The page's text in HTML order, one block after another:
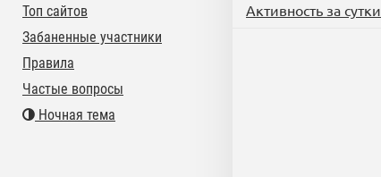
Активность за сутки
Топ сайтов
Забаненные участники
Правила
Частые вопросы
Ночная тема